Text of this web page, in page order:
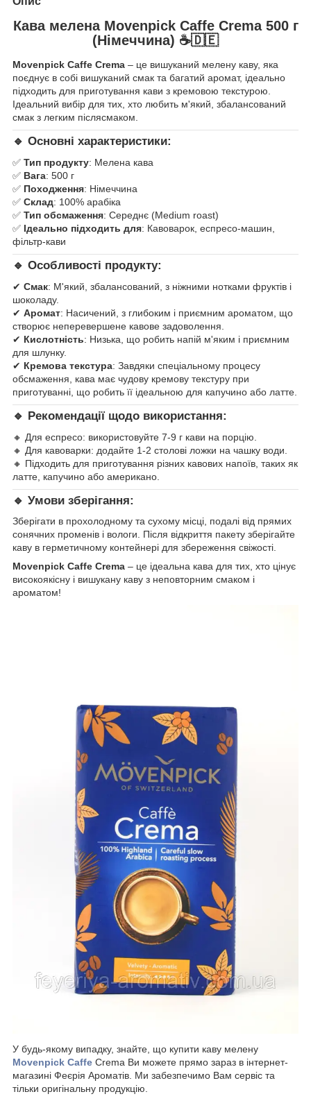
Кава мелена Movenpick Caffe Crema 500 г
(Німеччина) ☕🇩🇪
Movenpick Caffe Crema – це вишуканий мелену каву, яка
поєднує в собі вишуканий смак та багатий аромат, ідеально
підходить для приготування кави з кремовою текстурою.
Ідеальний вибір для тих, хто любить м'який, збалансований
смак з легким післясмаком.
🔹 Основні характеристики:
✅ Тип продукту: Мелена кава
✅ Вага: 500 г
✅ Походження: Німеччина
✅ Склад: 100% арабіка
✅ Тип обсмаження: Середнє (Medium roast)
✅ Ідеально підходить для: Кавоварок, еспресо-машин,
фільтр-кави
🔹 Особливості продукту:
✔ Смак: М'який, збалансований, з ніжними нотками фруктів і
шоколаду.
✔ Аромат: Насичений, з глибоким і приємним ароматом, що
створює неперевершене кавове задоволення.
✔ Кислотність: Низька, що робить напій м'яким і приємним
для шлунку.
✔ Кремова текстура: Завдяки спеціальному процесу
обсмаження, кава має чудову кремову текстуру при
приготуванні, що робить її ідеальною для капучино або латте.
🔹 Рекомендації щодо використання:
🔸 Для еспресо: використовуйте 7-9 г кави на порцію.
🔸 Для кавоварки: додайте 1-2 столові ложки на чашку води.
🔸 Підходить для приготування різних кавових напоїв, таких як
латте, капучино або американо.
🔹 Умови зберігання:
Зберігати в прохолодному та сухому місці, подалі від прямих
сонячних променів і вологи. Після відкриття пакету зберігайте
каву в герметичному контейнері для збереження свіжості.
Movenpick Caffe Crema – це ідеальна кава для тих, хто цінує
високоякісну і вишукану каву з неповторним смаком і
ароматом!
У будь-якому випадку, знайте, що купити каву мелену
Movenpick Caffe Crema Ви можете прямо зараз в інтернет-
магазині Феєрія Ароматів. Ми забезпечимо Вам сервіс та
тільки оригінальну продукцію.